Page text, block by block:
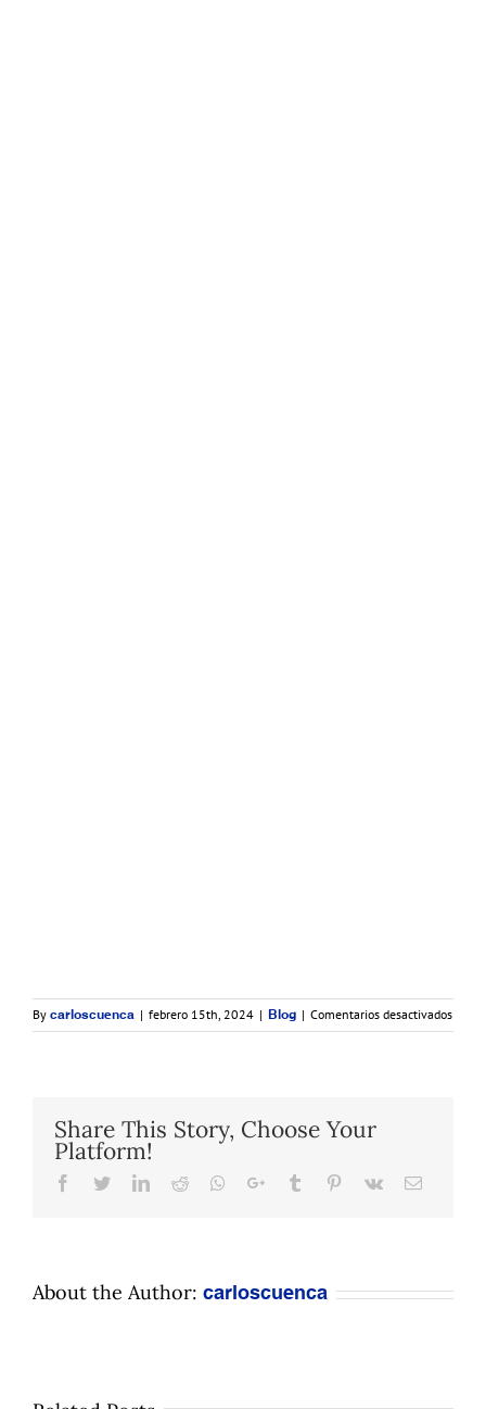
By carloscuenca | febrero 15th, 2024 | Blog | Comentarios desactivadosen
Share This Story, Choose Your
Platform!
Facebook
TwitterLinkedIn
Reddit Whatsapp
Google+Tumblr Pinterest
Vk Email
About the Author: carloscuenca